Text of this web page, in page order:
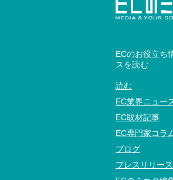
ECのお役立ち
スを読む
読む
EC業界ニュー
EC取材記事
EC専門家コラ
ブログ
プレスリリース